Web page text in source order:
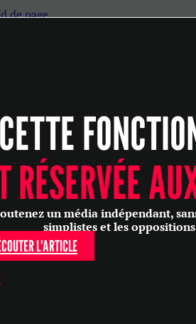
de page
CETTE
RÉSERVÉE
un média indépendant,
simplistes et les
L'ARTICLE